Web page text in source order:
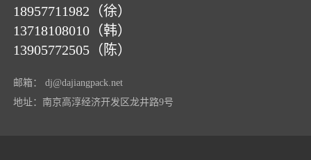
18957711982（徐）
13718108010（韩）
13905772505（陈）
邮箱：
dj@dajiangpack.net
地址：南京高淳经济开发区龙井路9号